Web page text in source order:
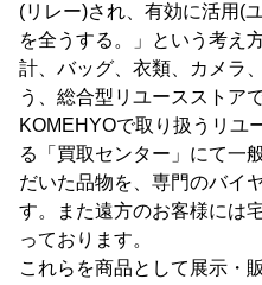
(リレー)され、有効に活用(
を全うする。」という考え
計、バッグ、衣類、カメラ
う、総合型リユースストアで
KOMEHYOで取り扱うリユ
る「買取センター」にて一
だいた品物を、専門のバイ
す。また遠方のお客様には
っております。
これらを商品として展示・